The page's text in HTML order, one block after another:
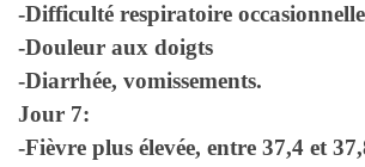
-Difficulté respiratoire
-Douleur aux doigts
-Diarrhée, vomissements.
Jour 7:
-Fièvre plus élevée, entre 37,4 et